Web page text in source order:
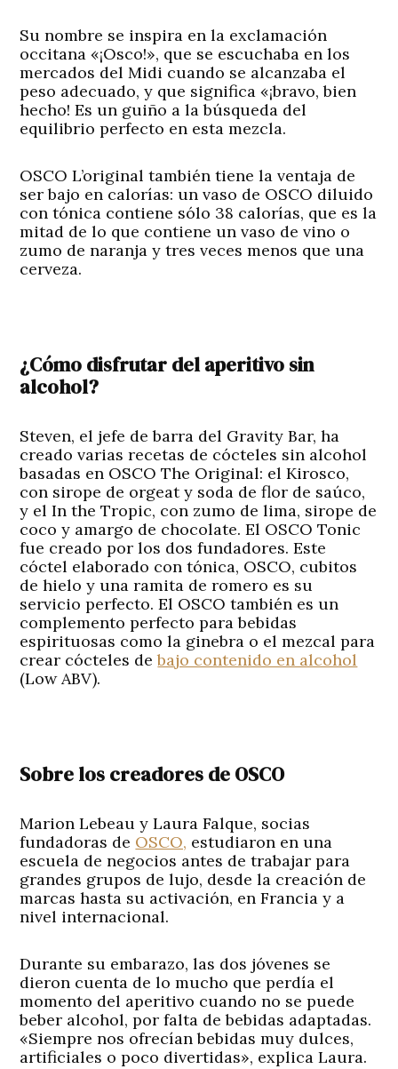
Su nombre se inspira en la exclamación
occitana «¡Osco!», que se escuchaba en los
mercados del Midi cuando se alcanzaba el
peso adecuado, y que significa «¡bravo, bien
hecho! Es un guiño a la búsqueda del
equilibrio perfecto en esta mezcla.
OSCO L’original también tiene la ventaja de
ser bajo en calorías: un vaso de OSCO diluido
con tónica contiene sólo 38 calorías, que es la
mitad de lo que contiene un vaso de vino o
zumo de naranja y tres veces menos que una
cerveza.
¿Cómo disfrutar del aperitivo sin
alcohol?
Steven, el jefe de barra del Gravity Bar, ha
creado varias recetas de cócteles sin alcohol
basadas en OSCO The Original: el Kirosco,
con sirope de orgeat y soda de flor de saúco,
y el In the Tropic, con zumo de lima, sirope de
coco y amargo de chocolate. El OSCO Tonic
fue creado por los dos fundadores. Este
cóctel elaborado con tónica, OSCO, cubitos
de hielo y una ramita de romero es su
servicio perfecto. El OSCO también es un
complemento perfecto para bebidas
espirituosas como la ginebra o el mezcal para
crear cócteles debajo contenido en alcohol
(Low ABV).
Sobre los creadores de OSCO
Marion Lebeau y Laura Falque, socias
fundadoras de OSCO, estudiaron en una
escuela de negocios antes de trabajar para
grandes grupos de lujo, desde la creación de
marcas hasta su activación, en Francia y a
nivel internacional.
Durante su embarazo, las dos jóvenes se
dieron cuenta de lo mucho que perdía el
momento del aperitivo cuando no se puede
beber alcohol, por falta de bebidas adaptadas.
«Siempre nos ofrecían bebidas muy dulces,
artificiales o poco divertidas», explica Laura.